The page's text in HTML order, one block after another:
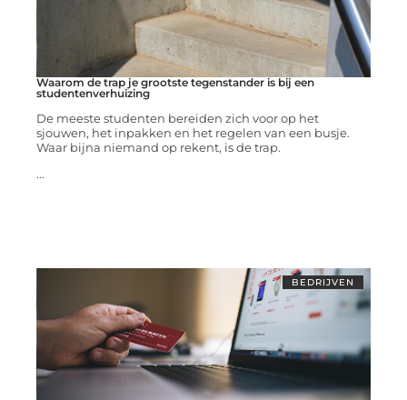
Waarom de trap je grootste tegenstander is bij een
studentenverhuizing
De meeste studenten bereiden zich voor op het
sjouwen, het inpakken en het regelen van een busje.
Waar bijna niemand op rekent, is de trap.
...
BEDRIJVEN